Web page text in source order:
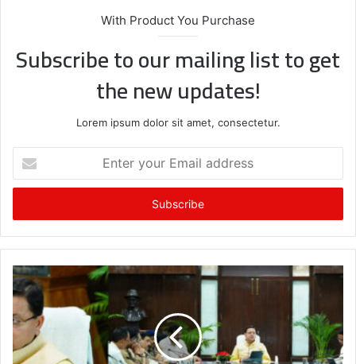
With Product You Purchase
Subscribe to our mailing list to get
the new updates!
Lorem ipsum dolor sit amet, consectetur.
t
r
y
u
r
m
a
i